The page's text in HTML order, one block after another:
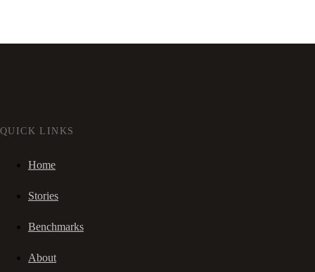
QUICK LINKS
Home
Stories
Benchmarks
About